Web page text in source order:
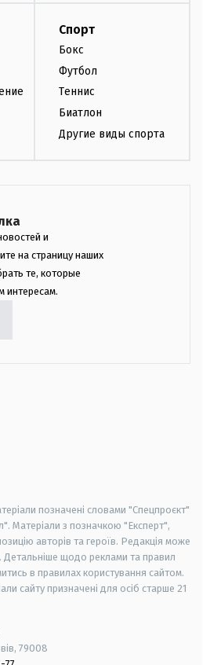
Спорт
Бокс
Футбол
Теннис
Биатлон
Другие виды спорта
и
на страницу наших
те, которые
интересам.
позначені словами "Спецпроєкт"
Матеріали з позначкою "Експерт",
авторів та героїв. Редакція може
Детальніше щодо реклами та правил
в правилах користування сайтом.
сайту призначені для осіб старше 21
79008